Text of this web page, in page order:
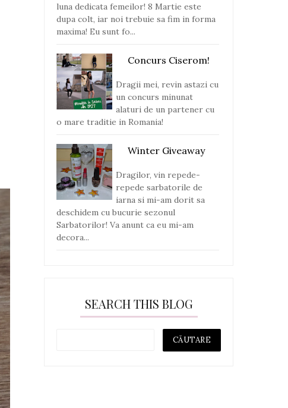
luna dedicata femeilor! 8 Martie este
dupa colt, iar noi trebuie sa fim in forma
maxima! Eu sunt fo...
Concurs Ciserom!
Dragii mei, revin astazi cu
un concurs minunat
alaturi de un partener cu
o mare traditie in Romania!
Winter Giveaway
Dragilor, vin repede-
repede sarbatorile de
iarna si mi-am dorit sa
deschidem cu bucurie sezonul
Sarbatorilor! Va anunt ca eu mi-am
decora...
SEARCH THIS BLOG